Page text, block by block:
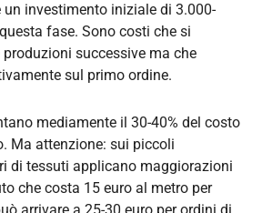
un investimento iniziale di 3.000-
fase. Sono costi che si
successive ma che
sul primo ordine.
mediamente il 30-40% del costo
Ma attenzione: sui piccoli
di tessuti applicano maggiorazioni
che costa 15 euro al metro per